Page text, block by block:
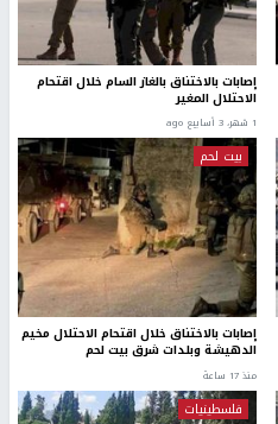
إصابات بالاختناق بالغاز السام خلال اقتحام
الاحتلال المغير
1 شهر، 3 أسابيع ago
بيت لحم
إصابات بالاختناق خلال اقتحام الاحتلال مخيم
الدهيشة وبلدات شرق بيت لحم
منذ 17 ساعة
فلسطينيات